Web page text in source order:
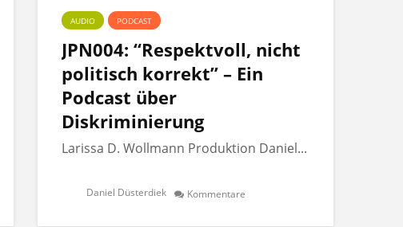
AUDIO PODCAST
JPN004: “Respektvoll, nicht
politisch korrekt” – Ein
Podcast über
Diskriminierung
Larissa D. Wollmann Produktion Daniel...
Daniel Düsterdiek Kommentare